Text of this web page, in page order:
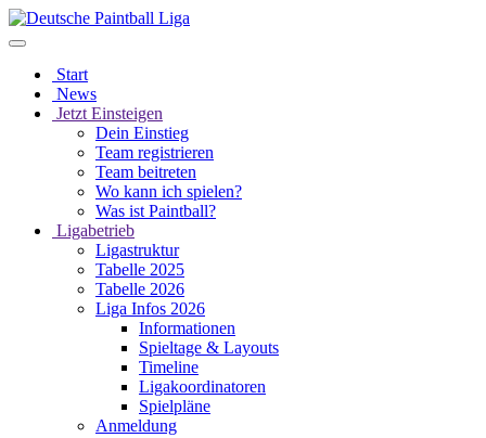
Start
News
Jetzt Einsteigen
Dein Einstieg
Team registrieren
Team beitreten
Wo kann ich spielen?
Was ist Paintball?
Ligabetrieb
Ligastruktur
Tabelle 2025
Tabelle 2026
Liga Infos 2026
Informationen
Spieltage & Layouts
Timeline
Ligakoordinatoren
Spielpläne
Anmeldung